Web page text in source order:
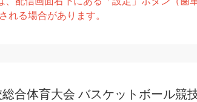
る場合があります。
合体育大会 バスケットボール競